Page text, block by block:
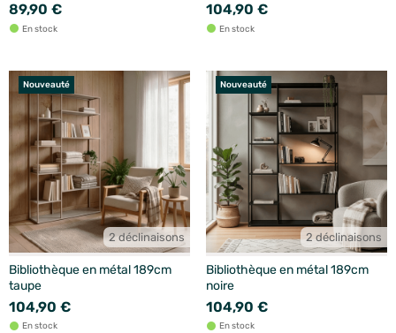
89,90 €
En stock
104,90 €
En stock
Nouveauté
2 déclinaisons
Bibliothèque en métal 189cm
taupe
104,90 €
En stock
Nouveauté
2 déclinaisons
Bibliothèque en métal 189cm
noire
104,90 €
En stock